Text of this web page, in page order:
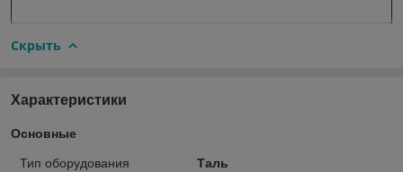
Скрыть
Характеристики
Основные
Тип оборудования Таль